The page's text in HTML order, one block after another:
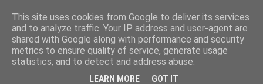
This site uses cookies from Google to deliver its services
and to analyze traffic. Your IP address and user-agent are
shared with Google along with performance and security
metrics to ensure quality of service, generate usage
statistics, and to detect and address abuse.
LEARN MORE GOT IT